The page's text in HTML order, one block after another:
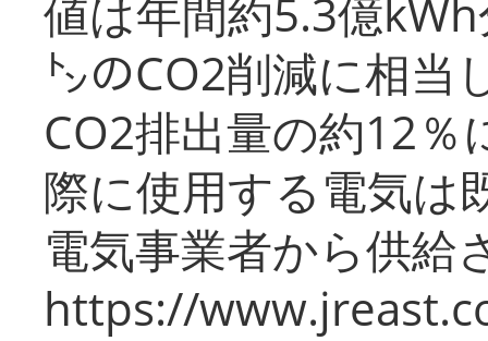
値は年間約5.3億
㌧のCO2削減に相当
CO2排出量の約12％
際に使用する電気は
電気事業者から供給
https://